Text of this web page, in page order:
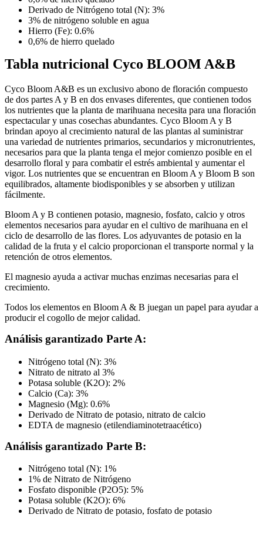
Derivado de Nitrógeno total (N): 3%
3% de nitrógeno soluble en agua
Hierro (Fe): 0.6%
0,6% de hierro quelado
Tabla nutricional Cyco BLOOM A&B
Cyco Bloom A&B es un exclusivo abono de floración compuesto
de dos partes A y B en dos envases diferentes, que contienen todos
los nutrientes que la planta de marihuana necesita para una floración
espectacular y unas cosechas abundantes. Cyco Bloom A y B
brindan apoyo al crecimiento natural de las plantas al suministrar
una variedad de nutrientes primarios, secundarios y micronutrientes,
necesarios para que la planta tenga el mejor comienzo posible en el
desarrollo floral y para combatir el estrés ambiental y aumentar el
vigor. Los nutrientes que se encuentran en Bloom A y Bloom B son
equilibrados, altamente biodisponibles y se absorben y utilizan
fácilmente.
Bloom A y B contienen potasio, magnesio, fosfato, calcio y otros
elementos necesarios para ayudar en el cultivo de marihuana en el
ciclo de desarrollo de las flores. Los adyuvantes de potasio en la
calidad de la fruta y el calcio proporcionan el transporte normal y la
retención de otros elementos.
El magnesio ayuda a activar muchas enzimas necesarias para el
crecimiento.
Todos los elementos en Bloom A & B juegan un papel para ayudar a
producir el cogollo de mejor calidad.
Análisis garantizado Parte A:
Nitrógeno total (N): 3%
Nitrato de nitrato al 3%
Potasa soluble (K2O): 2%
Calcio (Ca): 3%
Magnesio (Mg): 0.6%
Derivado de Nitrato de potasio, nitrato de calcio
EDTA de magnesio (etilendiaminotetraacético)
Análisis garantizado Parte B:
Nitrógeno total (N): 1%
1% de Nitrato de Nitrógeno
Fosfato disponible (P2O5): 5%
Potasa soluble (K2O): 6%
Derivado de Nitrato de potasio, fosfato de potasio